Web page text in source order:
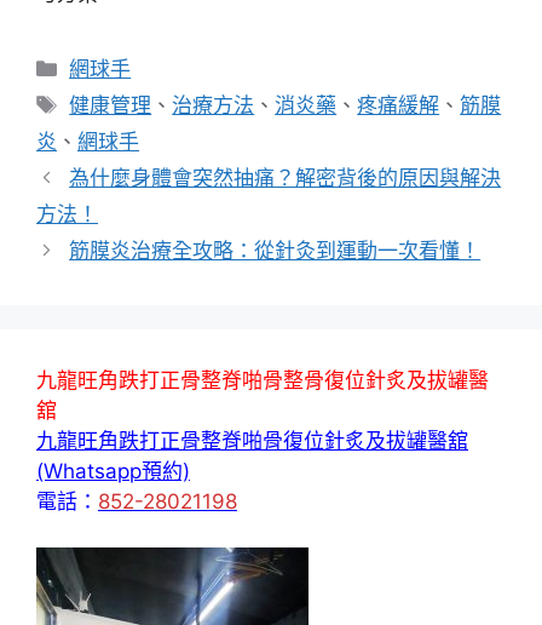
分
類
網球手
標
籤
健康管理 、 治療方法 、消炎藥 、疼痛緩解 、筋膜
炎 、 網球手
為什麼身體會突然抽痛？解密背後的原因與解決
方法！
筋膜炎治療全攻略：從針灸到運動一次看懂！
九龍旺角跌打正骨整脊啪骨整骨復位針炙及拔罐醫
舘
九龍旺角跌打正骨整脊啪骨復位針炙及拔罐醫舘
(Whatsapp預約)
電話： 852-28021198